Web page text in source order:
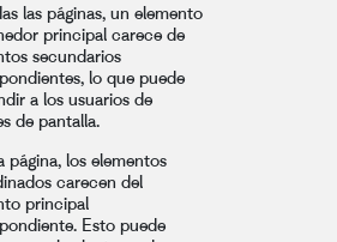
las páginas, un elemento
principal carece de
secundarios
lo que puede
a los usuarios de
de pantalla.
página, los elementos
carecen del
principal
Esto puede